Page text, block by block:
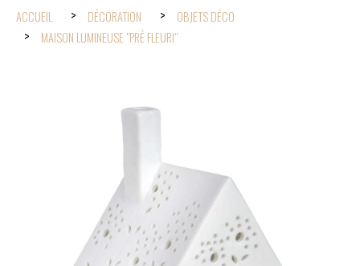
ACCUEIL DÉCORATION
OBJETS DÉCO
MAISON LUMINEUSE "PRÉ FLEURI"